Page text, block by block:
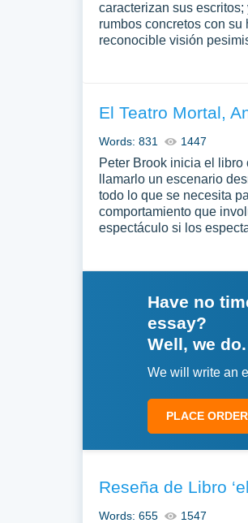
caracterizan sus
rumbos concretos con
reconocible visión
El Teatro Mortal,
Words: 831 1447
Peter Brook inicia el
llamarlo un escenario
todo lo que se necesita
comportamiento que
espectáculo si los
Have no
essay?
Well, we do.
We will write an
PLACE ORDER
Reseña de Libro
Words: 655 1547